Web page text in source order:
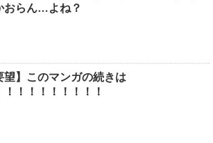
おらん…よね？
望】このマンガの続きは
！！！！！！！！！